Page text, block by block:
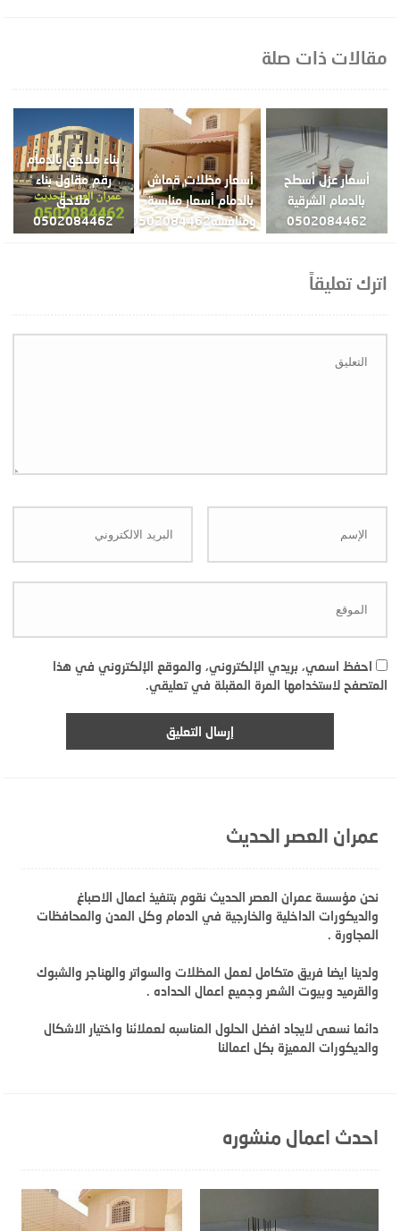
مقالات ذات صلة
أسعار عزل أسطح
بالدمام الشرقية
0502084462
أسعار مظلات قماش
بالدمام أسعار مناسبة
ومنافسة0502084462
بناء ملاحق بالدمام
رقم مقاول بناء
ملاحق
0502084462
اترك تعليقاً
احفظ اسمي، بريدي الإلكتروني، والموقع الإلكتروني في هذا
المتصفح لاستخدامها المرة المقبلة في تعليقي.
عمران العصر الحديث
نحن مؤسسة عمران العصر الحديث نقوم بتنفيذ اعمال الاصباغ
والديكورات الداخلية والخارجية في الدمام وكل المدن والمحافظات
المجاورة .
ولدينا ايضا فريق متكامل لعمل المظلات والسواتر والهناجر والشبوك
والقرميد وبيوت الشعر وجميع اعمال الحداده .
دائما نسعى لايجاد افضل الحلول المناسبه لعملائنا واختيار الاشكال
والديكورات المميزة بكل اعمالنا
احدث اعمال منشوره